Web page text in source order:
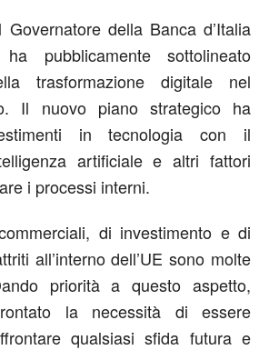
della Banca d’Italia
pubblicamente sottolineato
trasformazione digitale nel
Il nuovo piano strategico ha
in tecnologia con il
artificiale e altri fattori
i processi interni.
di investimento e di
all’interno dell’UE sono molte
priorità a questo aspetto,
la necessità di essere
qualsiasi sfida futura e